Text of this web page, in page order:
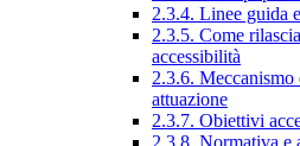
2.3.4. Linee guida
2.3.5. Come
accessibilità
2.3.6. Meccanismo
attuazione
2.3.7. Obiettivi
2.3.8. Normativa e